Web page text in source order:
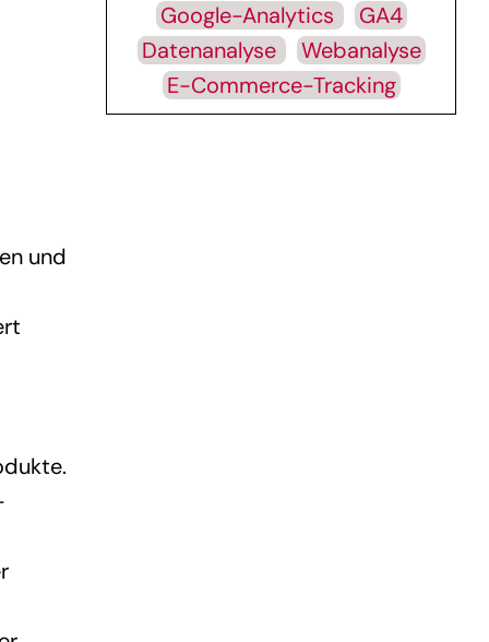
und
Google-Analytics
GA4
Datenanalyse
Webanalyse
E-Commerce-Tracking